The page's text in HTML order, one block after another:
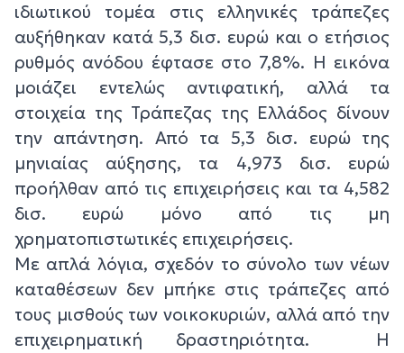
ιδιωτικού τομέα στις ελληνικές τράπεζες
αυξήθηκαν κατά 5,3 δισ. ευρώ και ο ετήσιος
ρυθμός ανόδου έφτασε στο 7,8%. Η εικόνα
μοιάζει εντελώς αντιφατική, αλλά τα
στοιχεία της Τράπεζας της Ελλάδος δίνουν
την απάντηση. Από τα 5,3 δισ. ευρώ της
μηνιαίας αύξησης, τα 4,973 δισ. ευρώ
προήλθαν από τις επιχειρήσεις και τα 4,582
δισ. ευρώ μόνο από τις μη
χρηματοπιστωτικές επιχειρήσεις.
Με απλά λόγια, σχεδόν το σύνολο των νέων
καταθέσεων δεν μπήκε στις τράπεζες από
τους μισθούς των νοικοκυριών, αλλά από την
επιχειρηματική δραστηριότητα. Η